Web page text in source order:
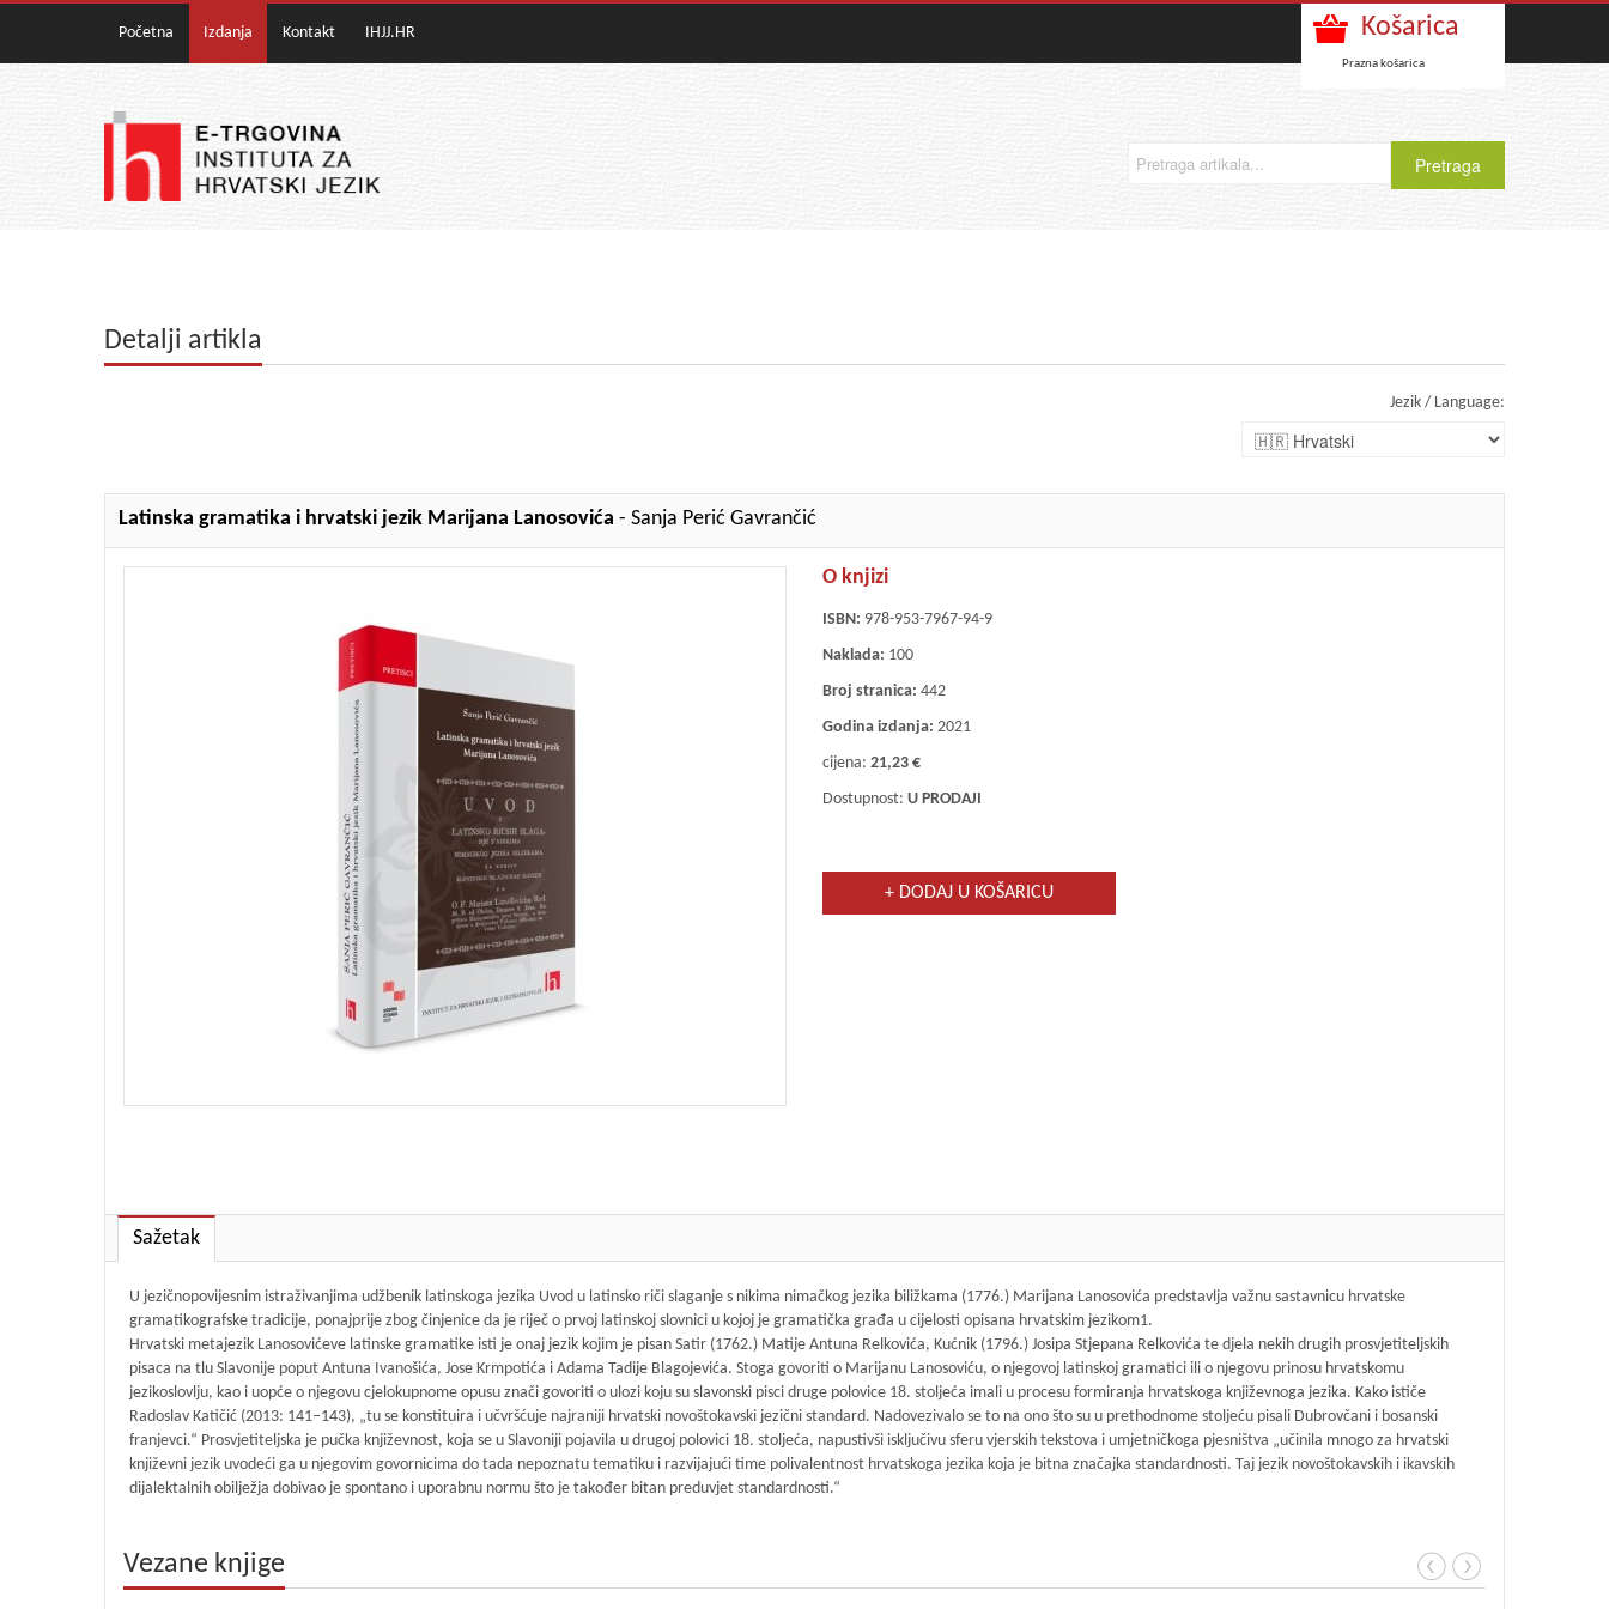
Početna Izdanja Kontakt IHJJ.HR Košarica
Prazna košarica
Detalji artikla
Jezik / Language:
Latinska gramatika i hrvatski jezik Marijana Lanosovića - Sanja Perić Gavrančić
O knjizi
ISBN: 978-953-7967-94-9
Naklada: 100
Broj stranica: 442
Godina izdanja: 2021
cijena: 21,23 €
Dostupnost: U PRODAJI
+ DODAJ U KOŠARICU
Sažetak
U jezičnopovijesnim istraživanjima udžbenik latinskoga jezika Uvod u latinsko riči slaganje s nikima nimačkog jezika biližkama (1776.) Marijana Lanosovića predstavlja važnu sastavnicu hrvatske
gramatikografske tradicije, ponajprije zbog činjenice da je riječ o prvoj latinskoj slovnici u kojoj je gramatička građa u cijelosti opisana hrvatskim jezikom1.
Hrvatski metajezik Lanosovićeve latinske gramatike isti je onaj jezik kojim je pisan Satir (1762.) Matije Antuna Relkovića, Kućnik (1796.) Josipa Stjepana Relkovića te djela nekih drugih prosvjetiteljskih
pisaca na tlu Slavonije poput Antuna Ivanošića, Jose Krmpotića i Adama Tadije Blagojevića. Stoga govoriti o Marijanu Lanosoviću, o njegovoj latinskoj gramatici ili o njegovu prinosu hrvatskomu
jezikoslovlju, kao i uopće o njegovu cjelokupnome opusu znači govoriti o ulozi koju su slavonski pisci druge polovice 18. stoljeća imali u procesu formiranja hrvatskoga književnoga jezika. Kako ističe
Radoslav Katičić (2013: 141–143), „tu se konstituira i učvršćuje najraniji hrvatski novoštokavski jezični standard. Nadovezivalo se to na ono što su u prethodnome stoljeću pisali Dubrovčani i bosanski
franjevci.“ Prosvjetiteljska je pučka književnost, koja se u Slavoniji pojavila u drugoj polovici 18. stoljeća, napustivši isključivu sferu vjerskih tekstova i umjetničkoga pjesništva „učinila mnogo za hrvatski
književni jezik uvodeći ga u njegovim govornicima do tada nepoznatu tematiku i razvijajući time polivalentnost hrvatskoga jezika koja je bitna značajka standardnosti. Taj jezik novoštokavskih i ikavskih
dijalektalnih obilježja dobivao je spontano i uporabnu normu što je također bitan preduvjet standardnosti.“
Vezane knjige